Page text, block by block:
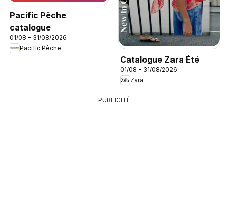
Pacific Pêche
catalogue
01/08 - 31/08/2026
Pacific Pêche
Catalogue Zara Été
01/08 - 31/08/2026
Zara
PUBLICITÉ